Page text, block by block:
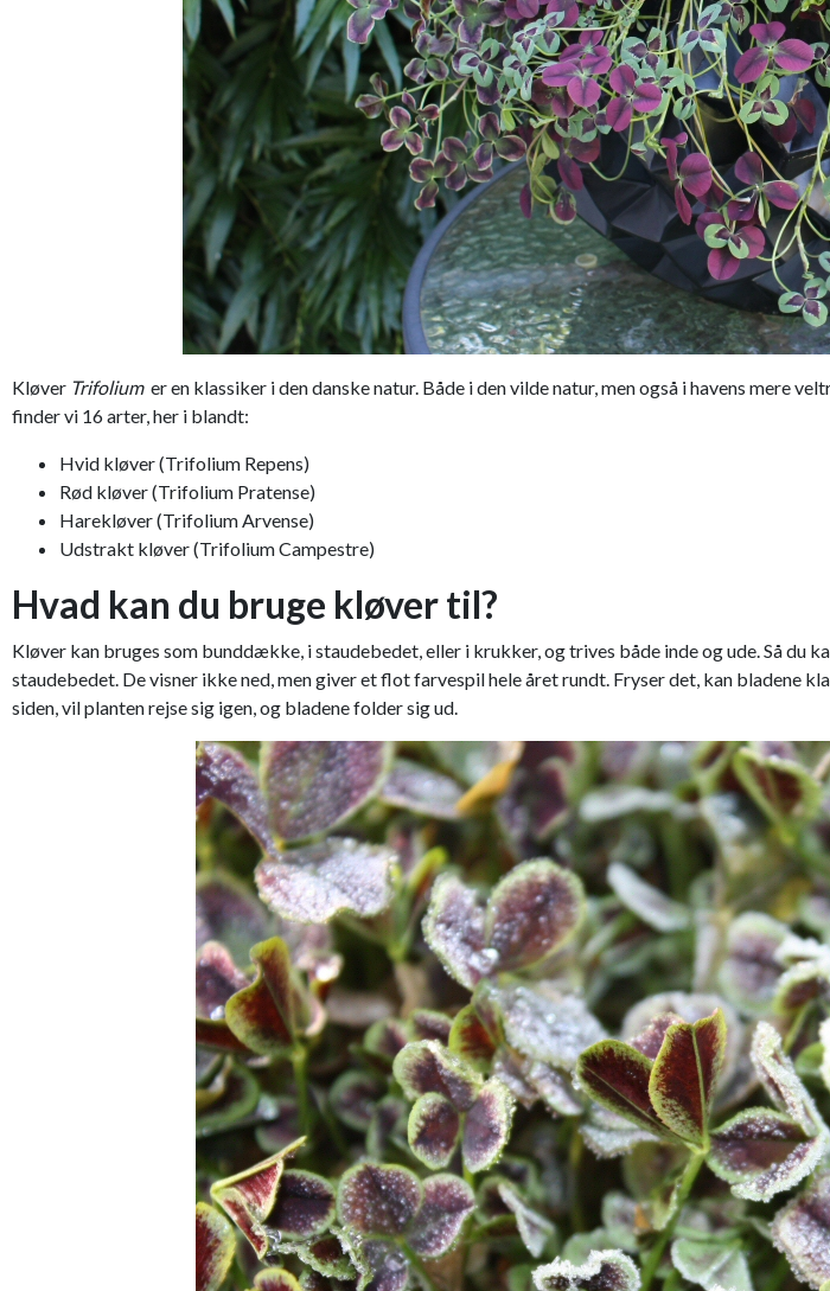
Kløver Trifolium er en klassiker i den danske natur. Både i den vilde natur, men også i havens
finder vi 16 arter, her i blandt:
Hvid kløver (Trifolium Repens)
Rød kløver (Trifolium Pratense)
Harekløver (Trifolium Arvense)
Udstrakt kløver (Trifolium Campestre)
Hvad kan du bruge kløver til?
Kløver kan bruges som bunddække, i staudebedet, eller i krukker, og trives både inde og ude. Så
staudebedet. De visner ikke ned, men giver et flot farvespil hele året rundt. Fryser det, kan bladene
siden, vil planten rejse sig igen, og bladene folder sig ud.